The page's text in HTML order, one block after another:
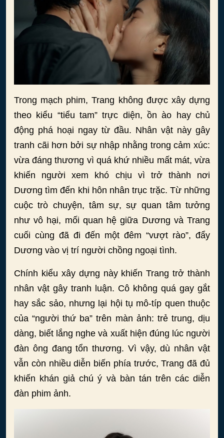
Trong mạch phim, Trang không được xây dựng
theo kiểu “tiểu tam” trực diện, ồn ào hay chủ
động phá hoại ngay từ đầu. Nhân vật này gây
tranh cãi hơn bởi sự nhập nhằng trong cảm xúc:
vừa đáng thương vì quá khứ nhiều mất mát, vừa
khiến người xem khó chịu vì trở thành nơi
Dương tìm đến khi hôn nhân trục trặc. Từ những
cuộc trò chuyện, tâm sự, sự quan tâm tưởng
như vô hại, mối quan hệ giữa Dương và Trang
cuối cùng đã đi đến một đêm “vượt rào”, đẩy
Dương vào vị trí người chồng ngoại tình.
Chính kiểu xây dựng này khiến Trang trở thành
nhân vật gây tranh luận. Cô không quá gay gắt
hay sắc sảo, nhưng lại hội tụ mô-típ quen thuộc
của “người thứ ba” trên màn ảnh: trẻ trung, dịu
dàng, biết lắng nghe và xuất hiện đúng lúc người
đàn ông đang tổn thương. Vì vậy, dù nhân vật
vẫn còn nhiều diễn biến phía trước, Trang đã đủ
khiến khán giả chú ý và bàn tán trên các diễn
đàn phim ảnh.